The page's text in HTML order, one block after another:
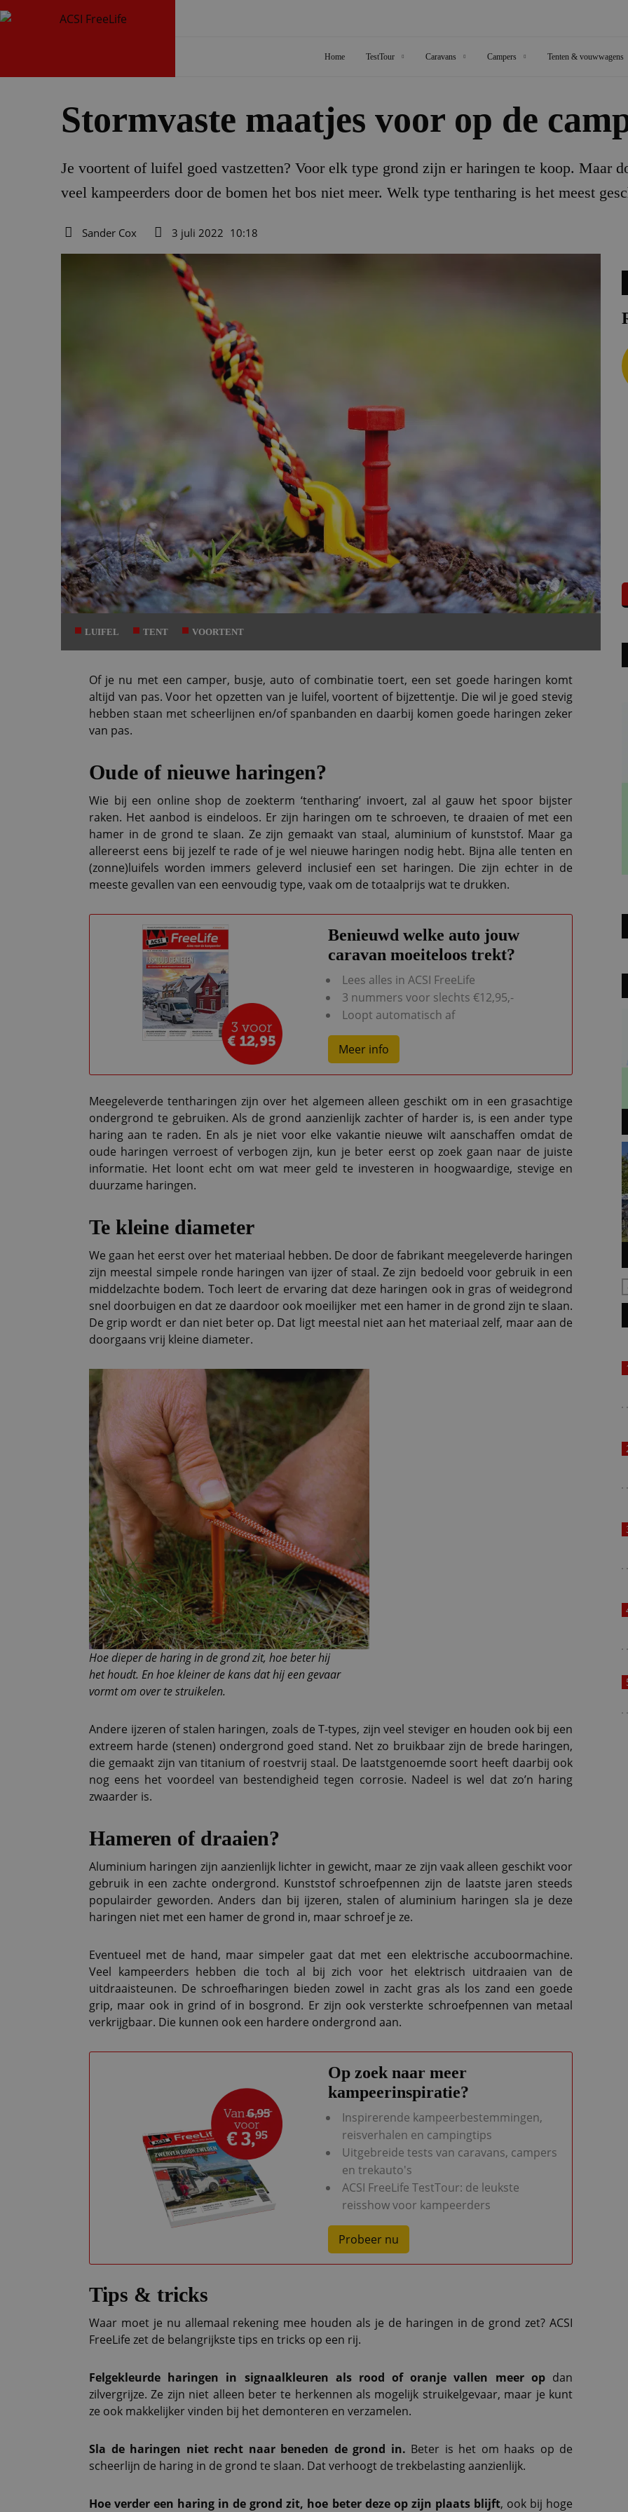
Home TestTour Caravans Campers Tenten & vouwwagens
Stormvaste maatjes voor op de
Je voortent of luifel goed vastzetten? Voor elk type grond zijn er haringen te koop. Maar
veel kampeerders door de bomen het bos niet meer. Welk type tentharing is het meest
Sander Cox
3 juli 2022 10:18
LUIFEL TENT VOORTENT
Of je nu met een camper, busje, auto of combinatie toert, een set goede haringen komt
altijd van pas. Voor het opzetten van je luifel, voortent of bijzettentje. Die wil je goed stevig
hebben staan met scheerlijnen en/of spanbanden en daarbij komen goede haringen zeker
van pas.
Oude of nieuwe haringen?
Wie bij een online shop de zoekterm ‘tentharing’ invoert, zal al gauw het spoor bijster
raken. Het aanbod is eindeloos. Er zijn haringen om te schroeven, te draaien of met een
hamer in de grond te slaan. Ze zijn gemaakt van staal, aluminium of kunststof. Maar ga
allereerst eens bij jezelf te rade of je wel nieuwe haringen nodig hebt. Bijna alle tenten en
(zonne)luifels worden immers geleverd inclusief een set haringen. Die zijn echter in de
meeste gevallen van een eenvoudig type, vaak om de totaalprijs wat te drukken.
Benieuwd welke auto jouw
caravan moeiteloos trekt?
Lees alles in ACSI FreeLife
3 nummers voor slechts €12,95,-
Loopt automatisch af
Meer info
Meegeleverde tentharingen zijn over het algemeen alleen geschikt om in een grasachtige
ondergrond te gebruiken. Als de grond aanzienlijk zachter of harder is, is een ander type
haring aan te raden. En als je niet voor elke vakantie nieuwe wilt aanschaffen omdat de
oude haringen verroest of verbogen zijn, kun je beter eerst op zoek gaan naar de juiste
informatie. Het loont echt om wat meer geld te investeren in hoogwaardige, stevige en
duurzame haringen.
Te kleine diameter
We gaan het eerst over het materiaal hebben. De door de fabrikant meegeleverde haringen
zijn meestal simpele ronde haringen van ijzer of staal. Ze zijn bedoeld voor gebruik in een
middelzachte bodem. Toch leert de ervaring dat deze haringen ook in gras of weidegrond
snel doorbuigen en dat ze daardoor ook moeilijker met een hamer in de grond zijn te slaan.
De grip wordt er dan niet beter op. Dat ligt meestal niet aan het materiaal zelf, maar aan de
doorgaans vrij kleine diameter.
Hoe dieper de haring in de grond zit, hoe beter hij
het houdt. En hoe kleiner de kans dat hij een gevaar
vormt om over te struikelen.
Andere ijzeren of stalen haringen, zoals de T-types, zijn veel steviger en houden ook bij een
extreem harde (stenen) ondergrond goed stand. Net zo bruikbaar zijn de brede haringen,
die gemaakt zijn van titanium of roestvrij staal. De laatstgenoemde soort heeft daarbij ook
nog eens het voordeel van bestendigheid tegen corrosie. Nadeel is wel dat zo’n haring
zwaarder is.
Hameren of draaien?
Aluminium haringen zijn aanzienlijk lichter in gewicht, maar ze zijn vaak alleen geschikt voor
gebruik in een zachte ondergrond. Kunststof schroefpennen zijn de laatste jaren steeds
populairder geworden. Anders dan bij ijzeren, stalen of aluminium haringen sla je deze
haringen niet met een hamer de grond in, maar schroef je ze.
Eventueel met de hand, maar simpeler gaat dat met een elektrische accuboormachine.
Veel kampeerders hebben die toch al bij zich voor het elektrisch uitdraaien van de
uitdraaisteunen. De schroefharingen bieden zowel in zacht gras als los zand een goede
grip, maar ook in grind of in bosgrond. Er zijn ook versterkte schroefpennen van metaal
verkrijgbaar. Die kunnen ook een hardere ondergrond aan.
Op zoek naar meer
kampeerinspiratie?
Inspirerende kampeerbestemmingen,
reisverhalen en campingtips
Uitgebreide tests van caravans, campers
en trekauto's
ACSI FreeLife TestTour: de leukste
reisshow voor kampeerders
Probeer nu
Tips & tricks
Waar moet je nu allemaal rekening mee houden als je de haringen in de grond zet? ACSI
FreeLife zet de belangrijkste tips en tricks op een rij.
Felgekleurde haringen in signaalkleuren als rood of oranje vallen meer opdan
zilvergrijze. Ze zijn niet alleen beter te herkennen als mogelijk struikelgevaar, maar je kunt
ze ook makkelijker vinden bij het demonteren en verzamelen.
Sla de haringen niet recht naar beneden de grond in. Beter is het om haaks op de
scheerlijn de haring in de grond te slaan. Dat verhoogt de trekbelasting aanzienlijk.
Hoe verder een haring in de grond zit, hoe beter deze op zijn plaats blijft, ook bij hoge